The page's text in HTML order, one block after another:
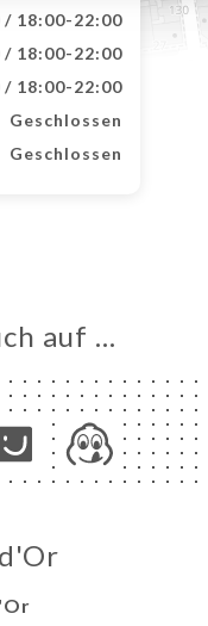
/ 18:00-22:00
/ 18:00-22:00
/ 18:00-22:00
Geschlossen
Geschlossen
auf …